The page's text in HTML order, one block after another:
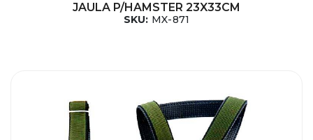
JAULA P/HAMSTER 23X33CM
SKU: MX-871